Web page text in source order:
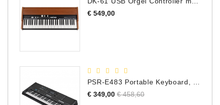
€ 549,00Prijs
€ 349,00 Normale
€ 458,60Prijs